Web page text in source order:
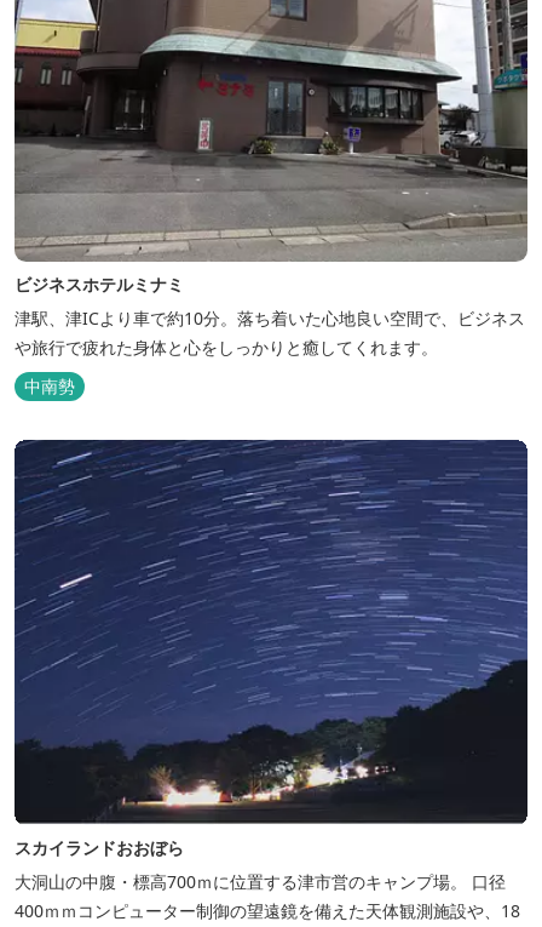
ビジネスホテルミナミ
津駅、津ICより車で約10分。落ち着いた心地良い空間で、ビジネス
や旅行で疲れた身体と心をしっかりと癒してくれます。
中南勢
スカイランドおおぼら
大洞山の中腹・標高700ｍに位置する津市営のキャンプ場。 口径
400ｍｍコンピューター制御の望遠鏡を備えた天体観測施設や、18